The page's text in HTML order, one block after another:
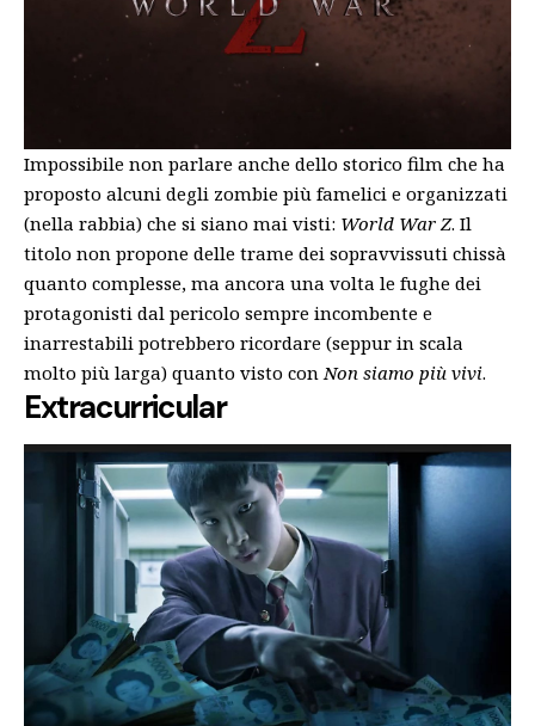
Impossibile non parlare anche dello storico film che ha
proposto alcuni degli zombie più famelici e organizzati
(nella rabbia) che si siano mai visti: World War Z. Il
titolo non propone delle trame dei sopravvissuti chissà
quanto complesse, ma ancora una volta le fughe dei
protagonisti dal pericolo sempre incombente e
inarrestabili potrebbero ricordare (seppur in scala
molto più larga) quanto visto con Non siamo più vivi.
Extracurricular